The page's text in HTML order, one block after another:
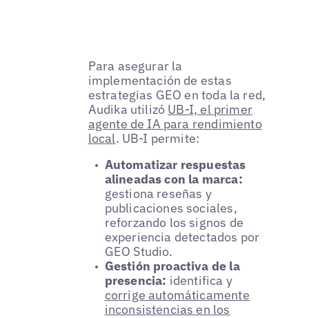
Para asegurar la
implementación de estas
estrategias GEO en toda la red,
Audika utilizó UB-I, el primer
agente de IA para rendimiento
local. UB-I permite:
Automatizar respuestas
alineadas con la marca:
gestiona reseñas y
publicaciones sociales,
reforzando los signos de
experiencia detectados por
GEO Studio.
Gestión proactiva de la
presencia: identifica y
corrige automáticamente
inconsistencias en los